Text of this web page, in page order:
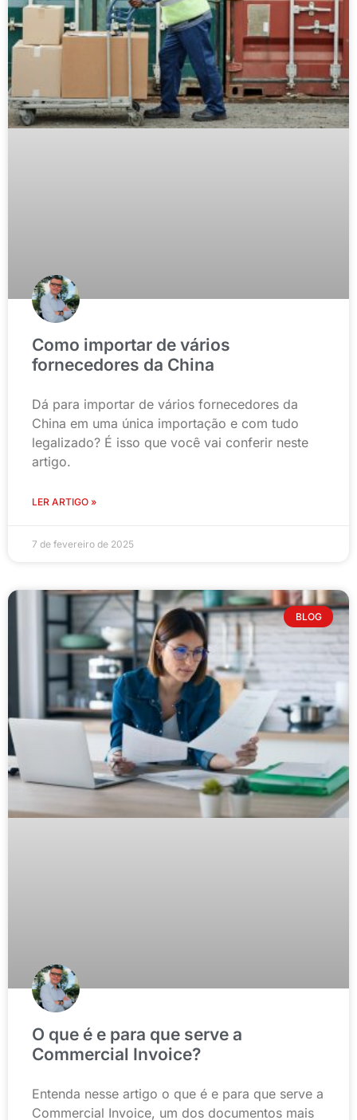
Como importar de vários
fornecedores da China
Dá para importar de vários fornecedores da
China em uma única importação e com tudo
legalizado? É isso que você vai conferir neste
artigo.
LER ARTIGO »
7 de fevereiro de 2025
BLOG
O que é e para que serve a
Commercial Invoice?
Entenda nesse artigo o que é e para que serve a
Commercial Invoice, um dos documentos mais